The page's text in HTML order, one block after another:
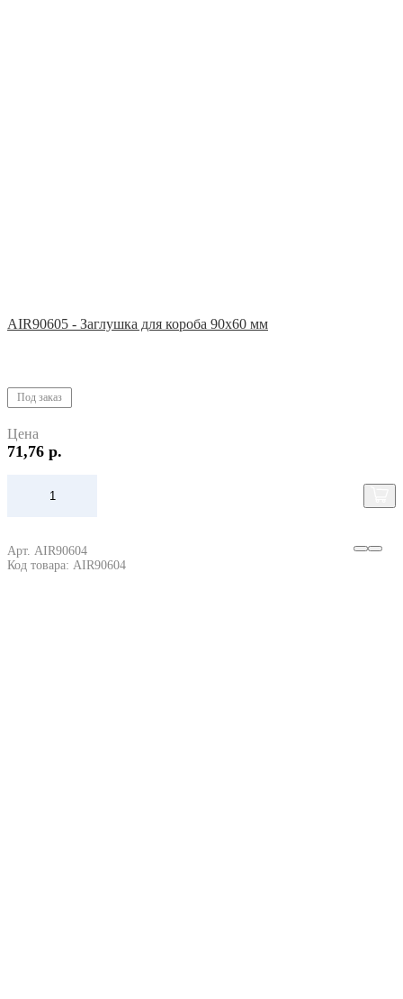
AIR90605 - Заглушка для короба 90х60 мм
Под заказ
Цена
71,76 р.
Арт. AIR90604
Код товара: AIR90604